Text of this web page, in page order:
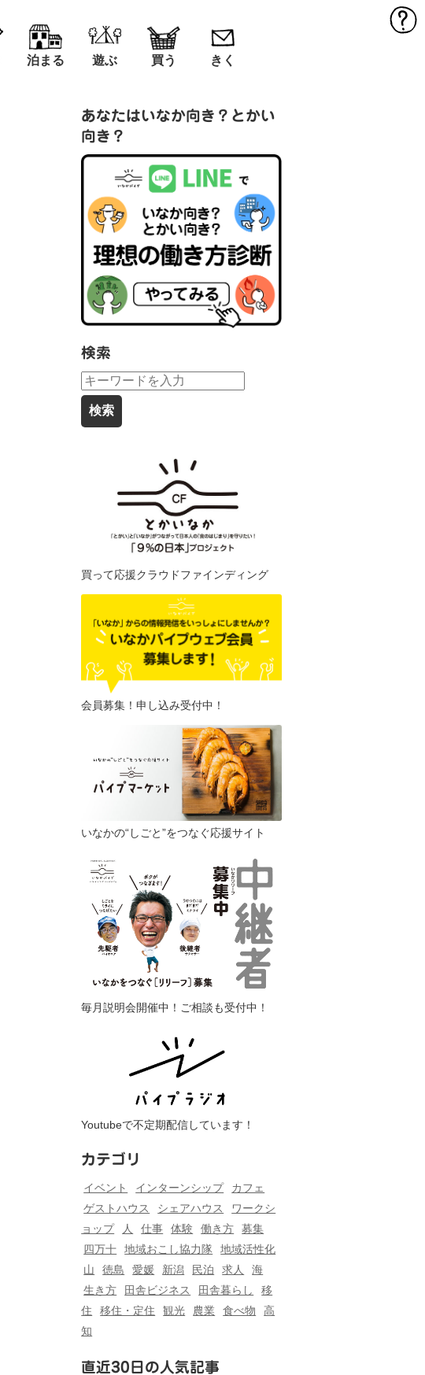
泊まる 遊ぶ 買う きく
あなたはいなか向き？とかい
向き？
検索
買って応援クラウドファインディング
会員募集！申し込み受付中！
いなかの“しごと”をつなぐ応援サイト
毎月説明会開催中！ご相談も受付中！
Youtubeで不定期配信しています！
カテゴリ
イベント インターンシップ
カフェ
ゲストハウス
シェアハウス
ワークシ
ョップ
人 仕事 体験 働き方
募集
四万十
地域おこし協力隊
地域活性化
山
徳島 愛媛 新潟 民泊 求人
海
生き方
田舎ビジネス 田舎暮らし
移
住
移住・定住 観光 農業 食べ物
高
知
直近30日の人気記事